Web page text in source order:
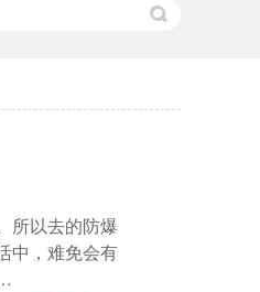
所以去的防爆
中，难免会有